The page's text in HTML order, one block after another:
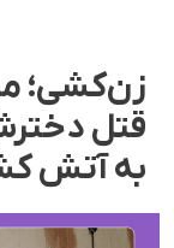
زن‌کشی؛
قتل
به آتش